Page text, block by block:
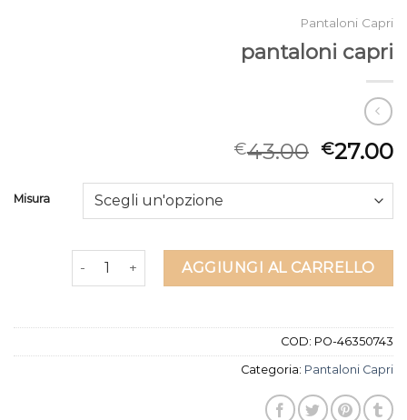
Pantaloni Capri
pantaloni capri
€43.00 €27.00
Misura
pantaloni capri quantitàAGGIUNGI AL CARRELLO
COD: PO-46350743
Categoria: Pantaloni Capri